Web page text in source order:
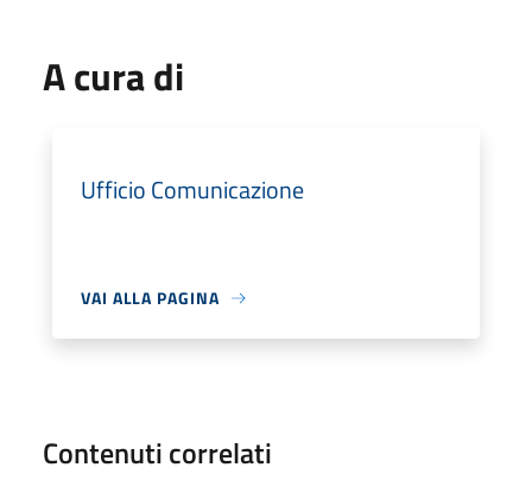
A cura di
Ufficio Comunicazione
VAI ALLA PAGINA
Contenuti correlati